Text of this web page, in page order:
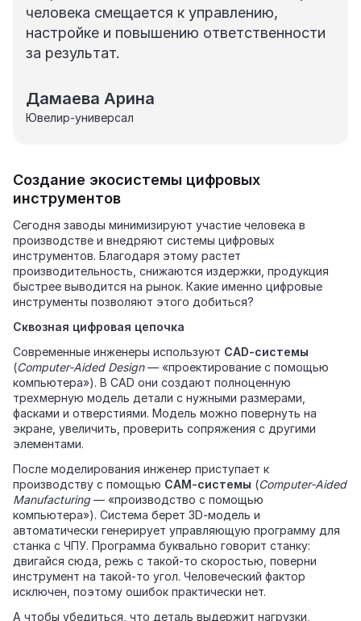
человека смещается к управлению,
настройке и повышению ответственности
за результат.
Дамаева Арина
Ювелир-универсал
Создание экосистемы цифровых
инструментов
Сегодня заводы минимизируют участие человека в
производстве и внедряют системы цифровых
инструментов. Благодаря этому растет
производительность, снижаются издержки, продукция
быстрее выводится на рынок. Какие именно цифровые
инструменты позволяют этого добиться?
Сквозная цифровая цепочка
Современные инженеры используют CAD‑системы
(Computer‑Aided Design— «проектирование с помощью
компьютера»). В CAD они создают полноценную
трехмерную модель детали с нужными размерами,
фасками и отверстиями. Модель можно повернуть на
экране, увеличить, проверить сопряжения с другими
элементами.
После моделирования инженер приступает к
производству с помощью CAM‑системы (Computer‑Aided
Manufacturing— «производство с помощью
компьютера»). Система берет 3D‑модель и
автоматически генерирует управляющую программу для
станка с ЧПУ. Программа буквально говорит станку:
двигайся сюда, режь с такой-то скоростью, поверни
инструмент на такой-то угол. Человеческий фактор
исключен, поэтому ошибок практически нет.
А чтобы убедиться, что деталь выдержит нагрузки,